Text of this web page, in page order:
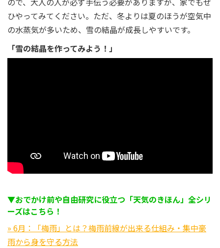
ひやってみてください。ただ、冬よりは夏のほうが空気中
の水蒸気が多いため、雪の結晶が成長しやすいです。
「雪の結晶を作ってみよう！」
▼おでかけ前や自由研究に役立つ「天気のきほん」全シリ
ーズはこちら！
» 6月：「梅雨」とは？梅雨前線が出来る仕組み・集中豪
雨から身を守る方法